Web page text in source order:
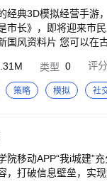
模拟经营手游，倾情打造全新“开元
市长》，即将迎来市民
国风资料片 您可以在
的中式园林，在繁华市井中，感受
多形态各异的建筑，
湖泊等打造美丽的花
城市四周，寻找工厂
彩远不至此，市长们
类型 0 评分
策略 模拟 社
院移动APP“我i城建”
，打破信息壁垒，实